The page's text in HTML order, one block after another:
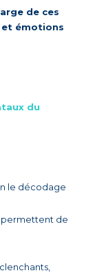
de ces
émotions
du
le décodage
permettent de